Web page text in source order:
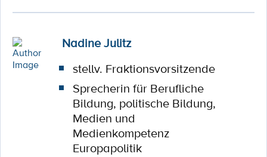
Nadine Julitz
stellv. Fraktionsvorsitzende
Sprecherin für Berufliche
Bildung, politische Bildung,
Medien und
Medienkompetenz
Europapolitik